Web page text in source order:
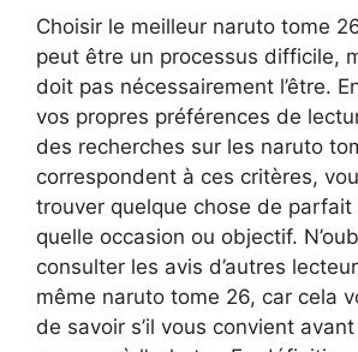
Choisir le meilleur naruto tome
peut être un processus difficile,
doit pas nécessairement l’être.
vos propres préférences de
des recherches sur les naruto
correspondent à ces critères,
trouver quelque chose de parfait
quelle occasion ou objectif.
consulter les avis d’autres
même naruto tome 26, car cela
de savoir s’il vous convient